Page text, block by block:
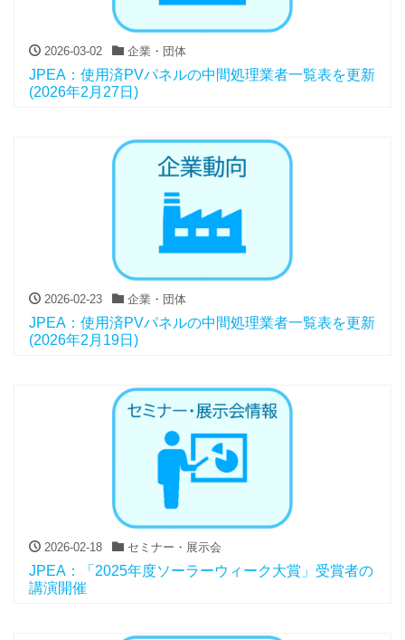
2026-03-02 企業・団体
JPEA：使用済PVパネルの中間処理業者一覧表を更新
(2026年2月27日)
2026-02-23 企業・団体
JPEA：使用済PVパネルの中間処理業者一覧表を更新
(2026年2月19日)
2026-02-18 セミナー・展示会
JPEA：「2025年度ソーラーウィーク大賞」受賞者の
講演開催